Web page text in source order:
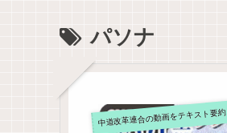
パソナ
中道改革連合の動画をテキスト要約